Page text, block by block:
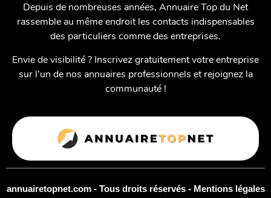
Depuis de nombreuses années, Annuaire Top du Net
rassemble au même endroit les contacts indispensables
des particuliers comme des entreprises.
Envie de visibilité ? Inscrivez gratuitement votre entreprise
sur l’un de nos annuaires professionnels et rejoignez la
communauté !
annuairetopnet.com - Tous droits réservés - Mentions légales